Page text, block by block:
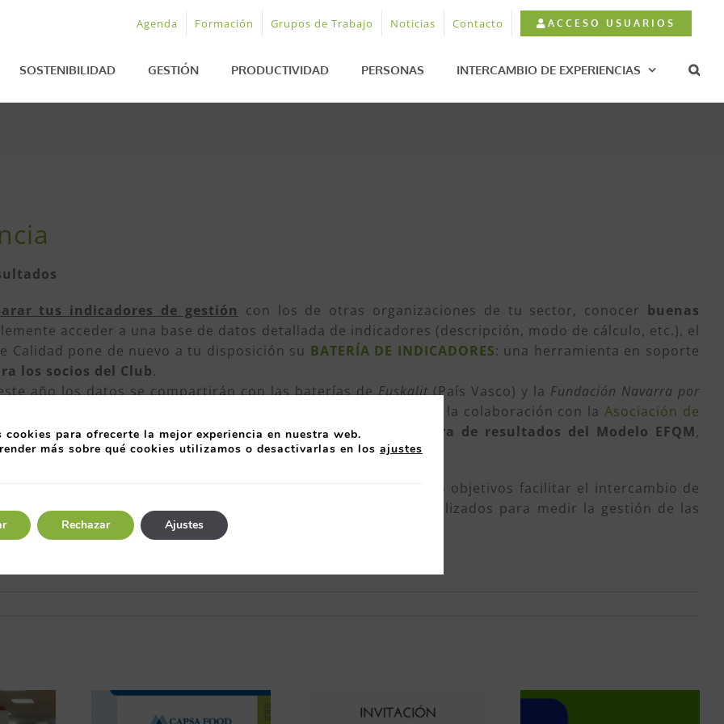
Agenda Formación Grupos de Trabajo Noticias Contacto ACCESO USUARIOS
SOSTENIBILIDAD GESTIÓN PRODUCTIVIDAD PERSONAS INTERCAMBIO DE EXPERIENCIAS
tus indicadores de gestión con los de otras organizaciones de tu sector, conocer buenas
acceder a una base de datos detallada de indicadores (descripción, modo de cálculo, etc.), el
Calidad pone de nuevo a tu disposición su BATERÍA DE INDICADORES: una herramienta en soporte
los socios del Club.
año los datos se compartirán con las baterías deEuskalit(País Vasco) y la Fundación Navarra por
modo que las comparaciones serán más ricas y útiles, gracias a la colaboración con laAsociación de
(CEX). La herramienta está diseñadasegún la estructura de resultados del Modelo EFQM,
para cualquier organización.
y la Fundación Navarra por la Excelencia, tienen como objetivos facilitar el intercambio de
prácticas, así como mejorar la calidad de los datos utilizados para medir la gestión de las
cookies para ofrecerte la mejor experiencia en nuestra web.
más sobre qué cookies utilizamos o desactivarlas en los ajustes
Rechazar Ajustes